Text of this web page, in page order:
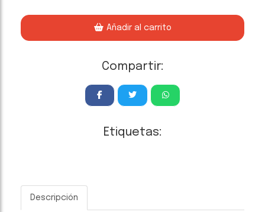
Añadir al carrito
Compartir:
Etiquetas:
Descripción